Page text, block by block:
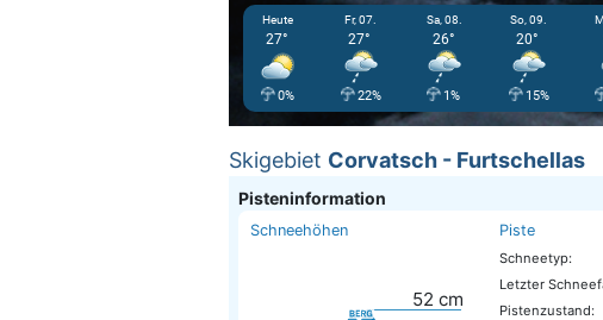
Heute
27°
0%
Fr, 07.
27°
22%
Sa, 08.
26°
1%
So, 09.
20°
15%
Skigebiet Corvatsch - Furtschellas
Pisteninformation
Schneehöhen
52 cm
Piste
Schneetyp:
Letzter
Pistenzustand: